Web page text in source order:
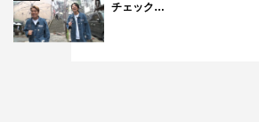
チェック…